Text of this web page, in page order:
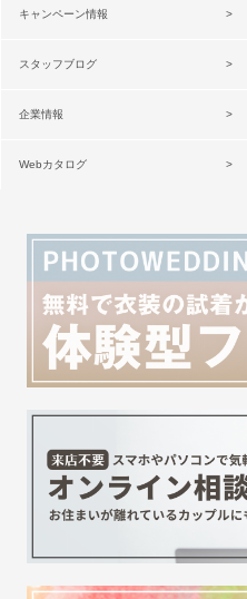
キャンペーン情報
スタッフブログ
企業情報
Webカタログ